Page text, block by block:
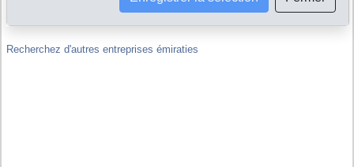
hors de Emirats Arabes Unis ?
Recherchez d'autres entreprises émiraties